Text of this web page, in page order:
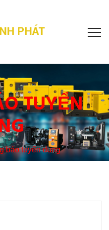
TUYỂN
báo tuyển dụng